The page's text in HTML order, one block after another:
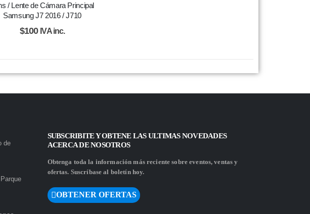
/ Lente de Cámara Principal
Samsung J7 2016 / J710
$100 IVA inc.
de
SUBSCRIBITE Y OBTENE LAS ULTIMAS NOVEDADES
ACERCA DE NOSOTROS
Obtenga toda la información más reciente sobre eventos, ventas y
ofertas. Suscríbase al boletín hoy.
OBTENER OFERTAS